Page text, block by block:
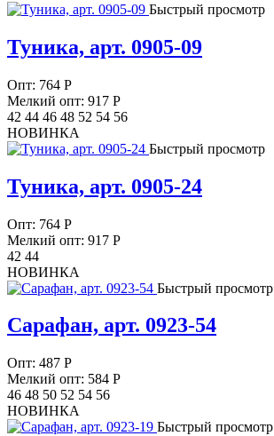
Быстрый просмотр
Туника, арт. 0905-09
Опт: 764 Р
Мелкий опт: 917 Р
42 44 46 48 52 54 56
НОВИНКА
Быстрый просмотр
Туника, арт. 0905-24
Опт: 764 Р
Мелкий опт: 917 Р
42 44
НОВИНКА
Быстрый просмотр
Сарафан, арт. 0923-54
Опт: 487 Р
Мелкий опт: 584 Р
46 48 50 52 54 56
НОВИНКА
Быстрый просмотр